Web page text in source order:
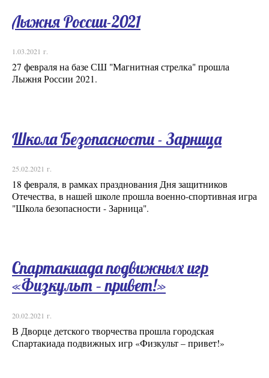
Лыжня России-2021
1.03.2021 г.
27 февраля на базе СШ "Магнитная стрелка" прошла
Лыжня России 2021.
Школа Безопасности - Зарница
25.02.2021 г.
18 февраля, в рамках празднования Дня защитников
Отечества, в нашей школе прошла военно-спортивная игра
"Школа безопасности - Зарница".
Спартакиада подвижных игр
«Физкульт – привет!»
20.02.2021 г.
В Дворце детского творчества прошла городская
Спартакиада подвижных игр «Физкульт – привет!»